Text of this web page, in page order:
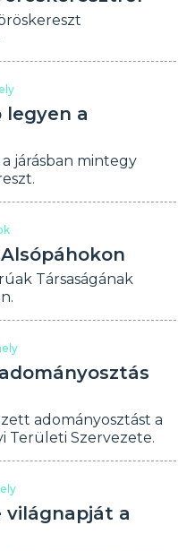
legyen a
járásban mintegy
Társaságának
adományosztást a
Területi Szervezete.
világnapját a